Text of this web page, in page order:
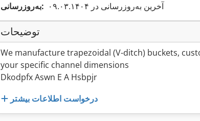
به‌روزرسانی:
آخرین به‌روزرسانی در ۰۹.۰۳.۱۴۰۴
توضیحات
We manufacture trapezoidal (V-ditch) buckets,
your specific channel dimensions
Dkodpfx Aswn E A Hsbpjr
درخواست اطلاعات بیشتر